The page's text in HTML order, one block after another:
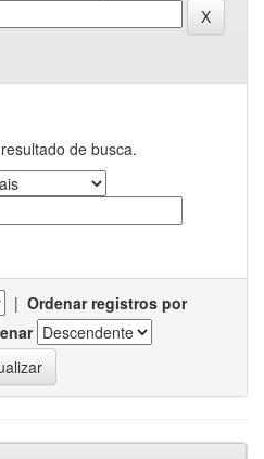
de busca.
| Ordenar registros por